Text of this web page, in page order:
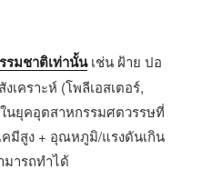
รมชาติเท่านั้นเช่น ฝ้าย ปอ
เคราะห์ (โพลีเอสเตอร์,
นยุคอุตสาหกรรมศตวรรษที่
คมีสูง + อุณหภูมิ/แรงดันเกิน
มารถทำได้